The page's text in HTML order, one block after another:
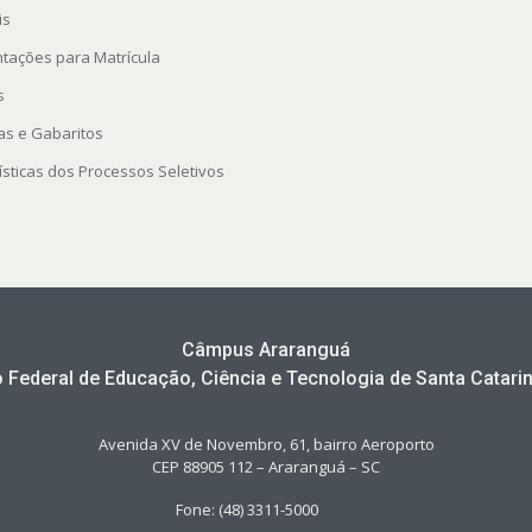
para Matrícula
e Gabaritos
dos Processos Seletivos
Câmpus Araranguá
de Educação, Ciência e Tecnologia de Santa
Avenida XV de Novembro, 61, bairro Aeroporto
CEP 88905 112 – Araranguá – SC
Fone: (48) 3311-5000